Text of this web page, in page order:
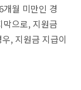
월 미만인 경
으로, 지원금
, 지원금 지급이